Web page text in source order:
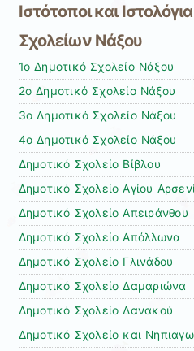
Ιστότοποι και
Σχολείων Νάξου
1ο Δημοτικό Σχολείο Νάξου
2ο Δημοτικό Σχολείο Νάξου
3ο Δημοτικό Σχολείο Νάξου
4ο Δημοτικό Σχολείο Νάξου
Δημοτικό Σχολείο Bίβλου
Δημοτικό Σχολείο Αγίου
Δημοτικό Σχολείο Απειράνθου
Δημοτικό Σχολείο Απόλλωνα
Δημοτικό Σχολείο Γλινάδου
Δημοτικό Σχολείο Δαμαριώνα
Δημοτικό Σχολείο Δανακού
Δημοτικό Σχολείο και